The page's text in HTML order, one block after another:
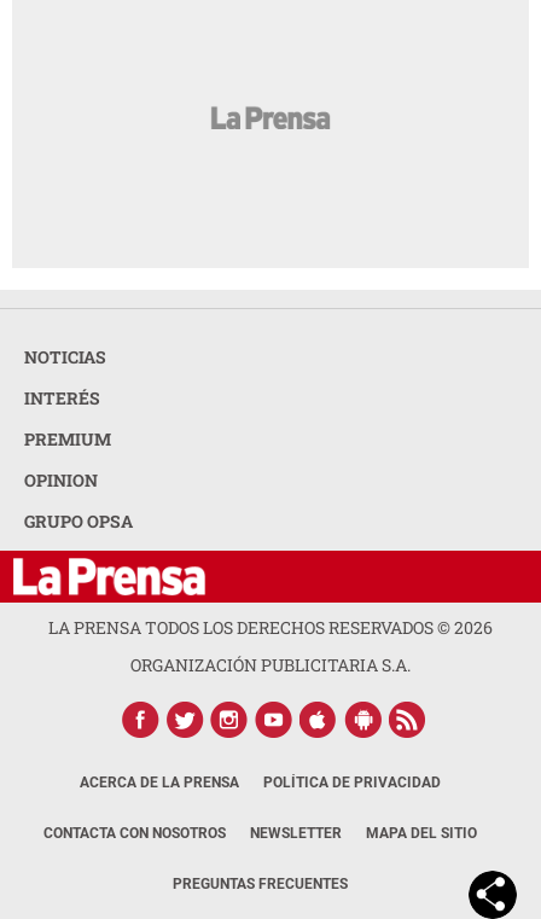
NOTICIAS
INTERÉS
PREMIUM
OPINION
GRUPO OPSA
LA PRENSA TODOS LOS DERECHOS RESERVADOS ©2026
ORGANIZACIÓN PUBLICITARIA S.A.
ACERCA DE LA PRENSA POLÍTICA DE PRIVACIDAD
CONTACTA CON NOSOTROS NEWSLETTER MAPA DEL SITIO
PREGUNTAS FRECUENTES